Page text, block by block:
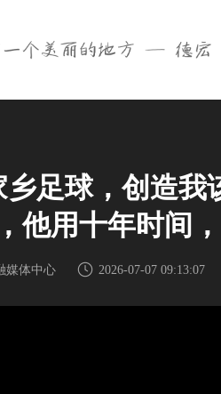
足球，创造
他用十年时间
媒体中心 2026-07-07 09:13:07